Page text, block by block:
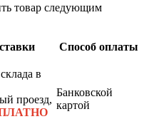
товар следующим
Способ оплаты
в
проезд,
Банковской
картой